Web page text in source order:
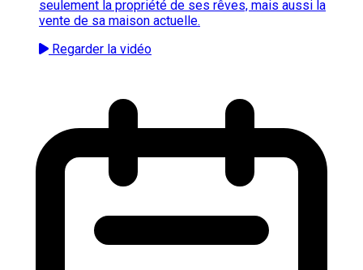
seulement la propriété de ses rêves, mais aussi la
vente de sa maison actuelle.
Regarder la vidéo